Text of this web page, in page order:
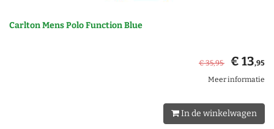
Carlton Mens Polo Function Blue
€ 35,95 € 13,95
Meer informatie
In de winkelwagen